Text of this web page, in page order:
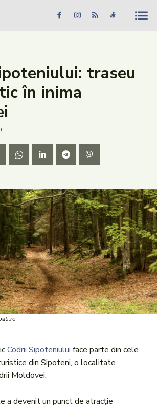
Căutare
traseu
în inima
Codrii Sipoteniului face parte din cele
din Sipoteni, o localitate
Moldovei.
a devenit un punct de atracție